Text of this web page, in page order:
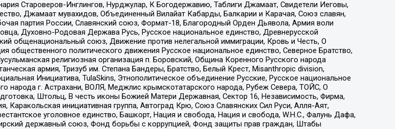
Староверов-Инглингов, Нурджулар, К Богодержавию, Таблиги Джамаат, Свидетели Иеговы,
Джамаат мувахидов, Объединенный Вилайат Кабарды, Балкарии и Карачая, Союз славян,
партия России, Славянский союз, Формат-18, Благородный Орден Дьявола, Армия воли
Духовно-Родовая Держава Русь, Русское национальное единство, Древнерусской
общенациональный союз, Движение против нелегальной иммиграции, Кровь и Честь, О
общественного политического движения Русское национальное единство, Северное Братство,
религиозная организация п. Боровский, Община Коренного Русского народа
армия, Тризуб им. Степана Бандеры, Братство, Белый Крест, Misanthropic division,
Инициатива, TulaSkins, Этнополитическое объединение Русские, Русское национальное
народа г. Астрахани, ВОЛЯ, Меджлис крымскотатарского народа, Рубеж Севера, ТОЙС, О
Штольц, В честь иконы Божией Матери Державная, Сектор 16, Независимость, Фирма,
инициативная группа, Автоград Крю, Союз Славянских Сил Руси, Алля-Аят,
уголовное единство, Башкорт, Нация и свобода, Нация и свобода, W.H.С., Фалунь Дафа,
державный союз, Фонд борьбы с коррупцией, Фонд защиты прав граждан, Штабы